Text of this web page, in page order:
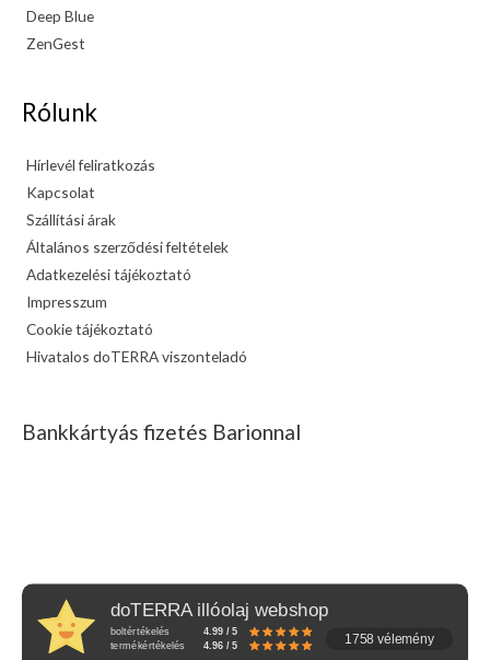
Deep Blue
ZenGest
Rólunk
Hírlevél feliratkozás
Kapcsolat
Szállítási árak
Általános szerződési feltételek
Adatkezelési tájékoztató
Impresszum
Cookie tájékoztató
Hivatalos doTERRA viszonteladó
Bankkártyás fizetés Barionnal
doTERRA illóolaj webshop
boltértékelés
4.99 / 5
termékértékelés
4.96 / 5 1758 vélemény